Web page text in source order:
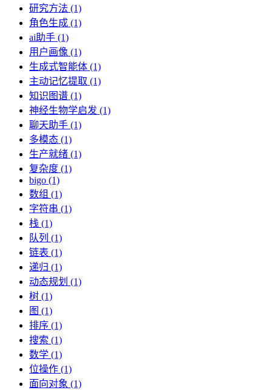
研究方法 (1)
角色生成 (1)
ai助手 (1)
用户画像 (1)
生成式智能体 (1)
主动记忆提取 (1)
知识图谱 (1)
神经生物学启发 (1)
聊天助手 (1)
多模态 (1)
生产就绪 (1)
复杂度 (1)
bigo (1)
数组 (1)
字符串 (1)
栈 (1)
队列 (1)
链表 (1)
递归 (1)
动态规划 (1)
树 (1)
图 (1)
排序 (1)
搜索 (1)
数学 (1)
位操作 (1)
面向对象 (1)